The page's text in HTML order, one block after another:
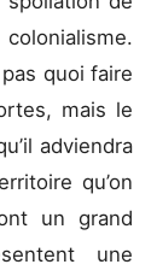
quoi faire
mais le
adviendra
qu’on
un grand
une